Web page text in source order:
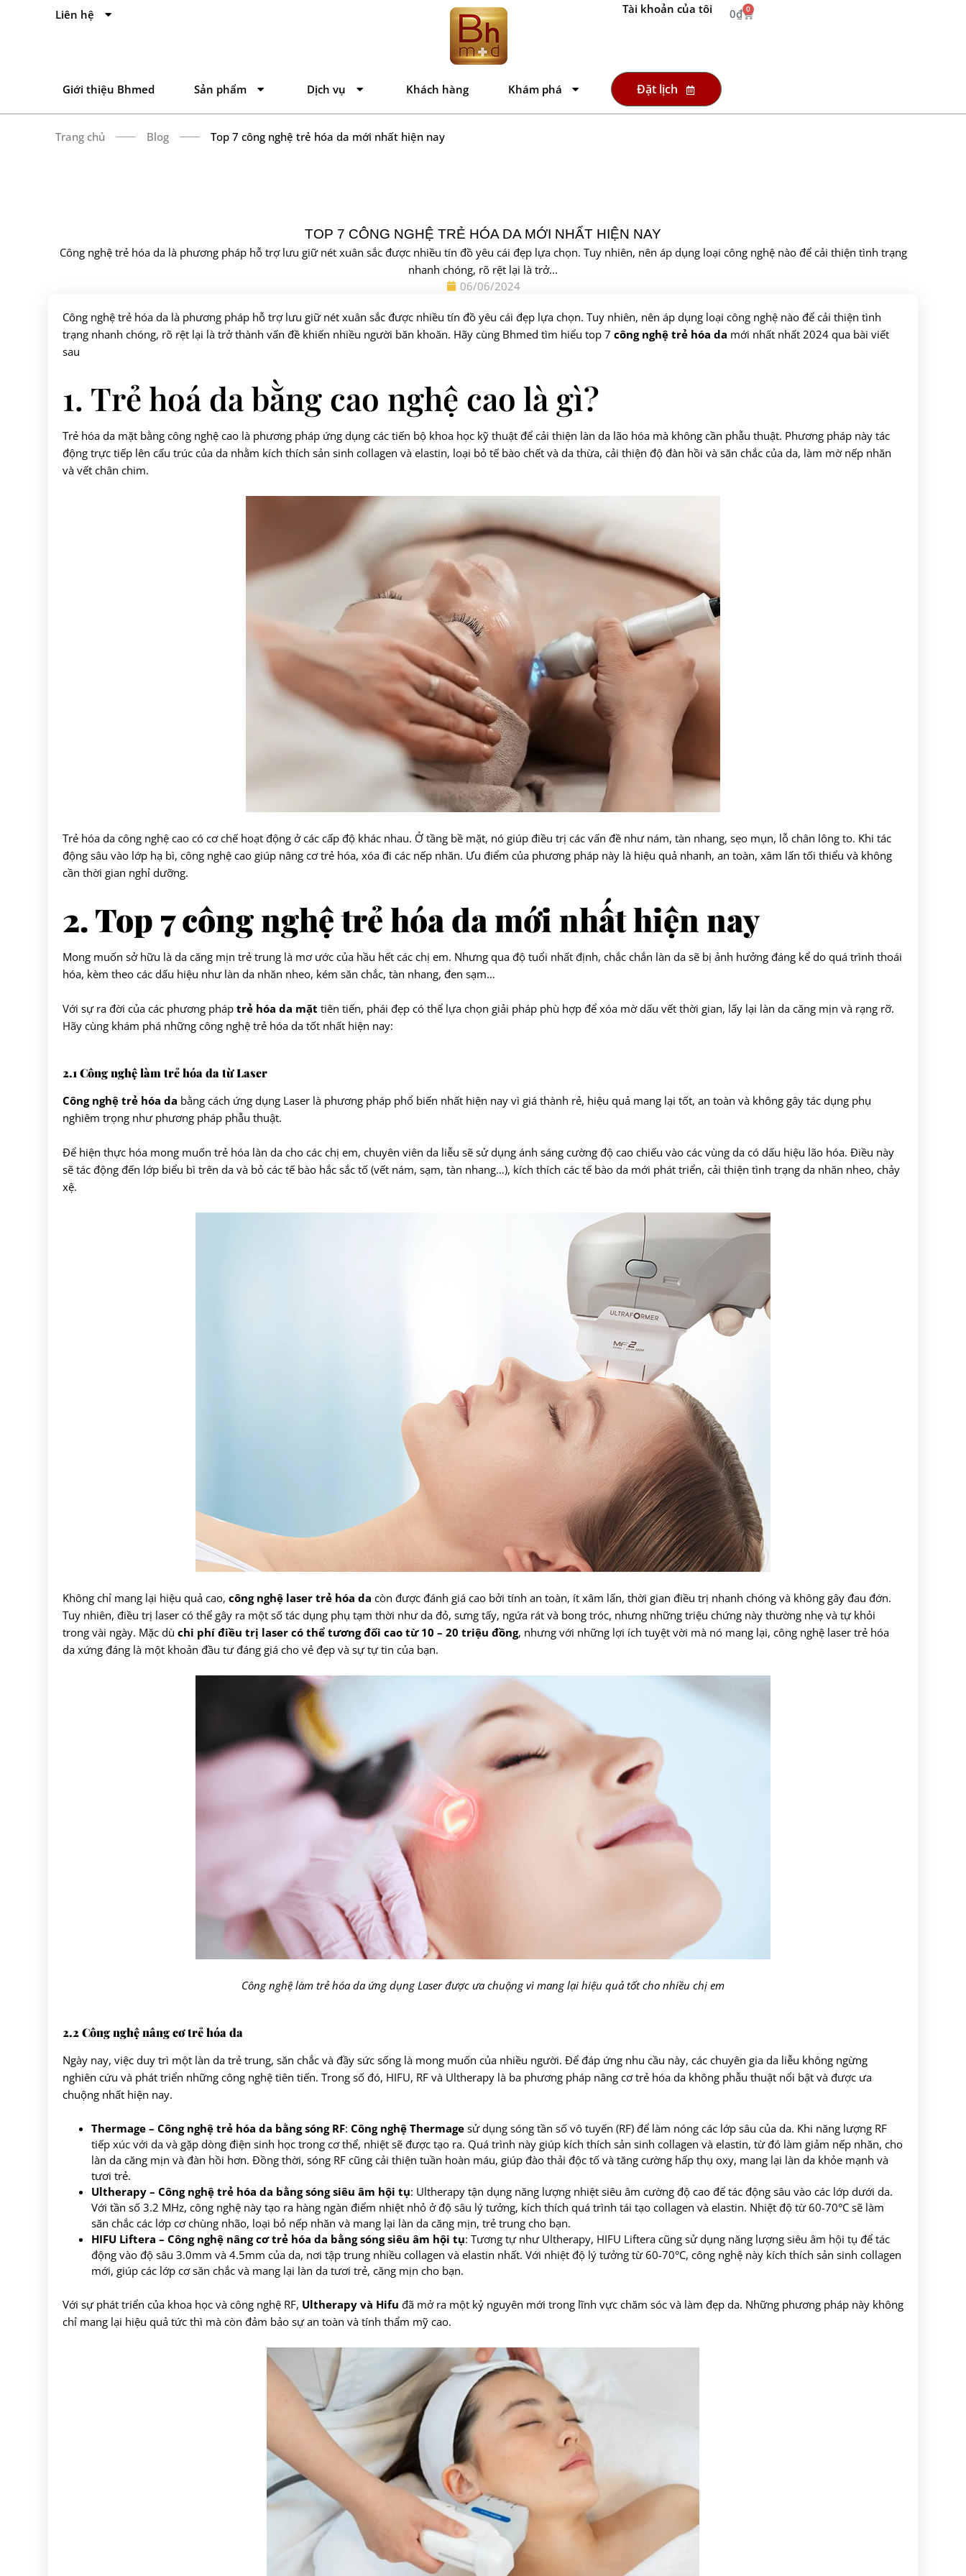
Liên hệ Tài khoản của tôi 0₫ 0
Giới thiệu Bhmed Sản phẩm Dịch vụ Khách hàng Khám phá Đặt lịch
Trang chủ Blog Top 7 công nghệ trẻ hóa da mới nhất hiện nay
TOP 7 CÔNG NGHỆ TRẺ HÓA DA MỚI NHẤT HIỆN NAY
Công nghệ trẻ hóa da là phương pháp hỗ trợ lưu giữ nét xuân sắc được nhiều tín đồ yêu cái đẹp lựa chọn. Tuy nhiên, nên áp dụng loại công nghệ nào để cải thiện tình trạng
nhanh chóng, rõ rệt lại là trở...
06/06/2024
Công nghệ trẻ hóa da là phương pháp hỗ trợ lưu giữ nét xuân sắc được nhiều tín đồ yêu cái đẹp lựa chọn. Tuy nhiên, nên áp dụng loại công nghệ nào để cải thiện tình
trạng nhanh chóng, rõ rệt lại là trở thành vấn đề khiến nhiều người băn khoăn. Hãy cùng Bhmed tìm hiểu top 7 công nghệ trẻ hóa da mới nhất nhất 2024 qua bài viết
sau
1. Trẻ hoá da bằng cao nghệ cao là gì?
Trẻ hóa da mặt bằng công nghệ cao là phương pháp ứng dụng các tiến bộ khoa học kỹ thuật để cải thiện làn da lão hóa mà không cần phẫu thuật. Phương pháp này tác
động trực tiếp lên cấu trúc của da nhằm kích thích sản sinh collagen và elastin, loại bỏ tế bào chết và da thừa, cải thiện độ đàn hồi và săn chắc của da, làm mờ nếp nhăn
và vết chân chim.
Trẻ hóa da công nghệ cao có cơ chế hoạt động ở các cấp độ khác nhau. Ở tầng bề mặt, nó giúp điều trị các vấn đề như nám, tàn nhang, sẹo mụn, lỗ chân lông to. Khi tác
động sâu vào lớp hạ bì, công nghệ cao giúp nâng cơ trẻ hóa, xóa đi các nếp nhăn. Ưu điểm của phương pháp này là hiệu quả nhanh, an toàn, xâm lấn tối thiểu và không
cần thời gian nghỉ dưỡng.
2. Top 7 công nghệ trẻ hóa da mới nhất hiện nay
Mong muốn sở hữu là da căng mịn trẻ trung là mơ ước của hầu hết các chị em. Nhưng qua độ tuổi nhất định, chắc chắn làn da sẽ bị ảnh hưởng đáng kể do quá trình thoái
hóa, kèm theo các dấu hiệu như làn da nhăn nheo, kém săn chắc, tàn nhang, đen sạm…
Với sự ra đời của các phương pháp trẻ hóa da mặt tiên tiến, phái đẹp có thể lựa chọn giải pháp phù hợp để xóa mờ dấu vết thời gian, lấy lại làn da căng mịn và rạng rỡ.
Hãy cùng khám phá những công nghệ trẻ hóa da tốt nhất hiện nay:
2.1 Công nghệ làm trẻ hóa da từ Laser
Công nghệ trẻ hóa da bằng cách ứng dụng Laser là phương pháp phổ biến nhất hiện nay vì giá thành rẻ, hiệu quả mang lại tốt, an toàn và không gây tác dụng phụ
nghiêm trọng như phương pháp phẫu thuật.
Để hiện thực hóa mong muốn trẻ hóa làn da cho các chị em, chuyên viên da liễu sẽ sử dụng ánh sáng cường độ cao chiếu vào các vùng da có dấu hiệu lão hóa. Điều này
sẽ tác động đến lớp biểu bì trên da và bỏ các tế bào hắc sắc tố (vết nám, sạm, tàn nhang…), kích thích các tế bào da mới phát triển, cải thiện tình trạng da nhăn nheo, chảy
xệ.
Không chỉ mang lại hiệu quả cao, công nghệ laser trẻ hóa da còn được đánh giá cao bởi tính an toàn, ít xâm lấn, thời gian điều trị nhanh chóng và không gây đau đớn.
Tuy nhiên, điều trị laser có thể gây ra một số tác dụng phụ tạm thời như da đỏ, sưng tấy, ngứa rát và bong tróc, nhưng những triệu chứng này thường nhẹ và tự khỏi
trong vài ngày. Mặc dù chi phí điều trị laser có thể tương đối cao từ 10 – 20 triệu đồng, nhưng với những lợi ích tuyệt vời mà nó mang lại, công nghệ laser trẻ hóa
da xứng đáng là một khoản đầu tư đáng giá cho vẻ đẹp và sự tự tin của bạn.
Công nghệ làm trẻ hóa da ứng dụng Laser được ưa chuộng vì mang lại hiệu quả tốt cho nhiều chị em
2.2 Công nghệ nâng cơ trẻ hóa da
Ngày nay, việc duy trì một làn da trẻ trung, săn chắc và đầy sức sống là mong muốn của nhiều người. Để đáp ứng nhu cầu này, các chuyên gia da liễu không ngừng
nghiên cứu và phát triển những công nghệ tiên tiến. Trong số đó, HIFU, RF và Ultherapy là ba phương pháp nâng cơ trẻ hóa da không phẫu thuật nổi bật và được ưa
chuộng nhất hiện nay.
Thermage – Công nghệ trẻ hóa da bằng sóng RF: Công nghệ Thermage sử dụng sóng tần số vô tuyến (RF) để làm nóng các lớp sâu của da. Khi năng lượng RF
tiếp xúc với da và gặp dòng điện sinh học trong cơ thể, nhiệt sẽ được tạo ra. Quá trình này giúp kích thích sản sinh collagen và elastin, từ đó làm giảm nếp nhăn, cho
làn da căng mịn và đàn hồi hơn. Đồng thời, sóng RF cũng cải thiện tuần hoàn máu, giúp đào thải độc tố và tăng cường hấp thụ oxy, mang lại làn da khỏe mạnh và
tươi trẻ.
Ultherapy – Công nghệ trẻ hóa da bằng sóng siêu âm hội tụ: Ultherapy tận dụng năng lượng nhiệt siêu âm cường độ cao để tác động sâu vào các lớp dưới da.
Với tần số 3.2 MHz, công nghệ này tạo ra hàng ngàn điểm nhiệt nhỏ ở độ sâu lý tưởng, kích thích quá trình tái tạo collagen và elastin. Nhiệt độ từ 60-70°C sẽ làm
săn chắc các lớp cơ chùng nhão, loại bỏ nếp nhăn và mang lại làn da căng mịn, trẻ trung cho bạn.
HIFU Liftera – Công nghệ nâng cơ trẻ hóa da bằng sóng siêu âm hội tụ: Tương tự như Ultherapy, HIFU Liftera cũng sử dụng năng lượng siêu âm hội tụ để tác
động vào độ sâu 3.0mm và 4.5mm của da, nơi tập trung nhiều collagen và elastin nhất. Với nhiệt độ lý tưởng từ 60-70°C, công nghệ này kích thích sản sinh collagen
mới, giúp các lớp cơ săn chắc và mang lại làn da tươi trẻ, căng mịn cho bạn.
Với sự phát triển của khoa học và công nghệ RF, Ultherapy và Hifu đã mở ra một kỷ nguyên mới trong lĩnh vực chăm sóc và làm đẹp da. Những phương pháp này không
chỉ mang lại hiệu quả tức thì mà còn đảm bảo sự an toàn và tính thẩm mỹ cao.